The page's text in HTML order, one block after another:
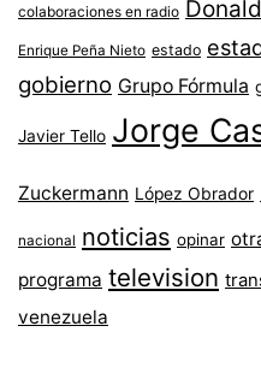
colaboraciones en radio
Enrique Peña Nieto estado
gobierno Grupo Fórmula
Javier Tello Jorge
Zuckermann López Obrador
nacional noticias opinar
programa television
venezuela